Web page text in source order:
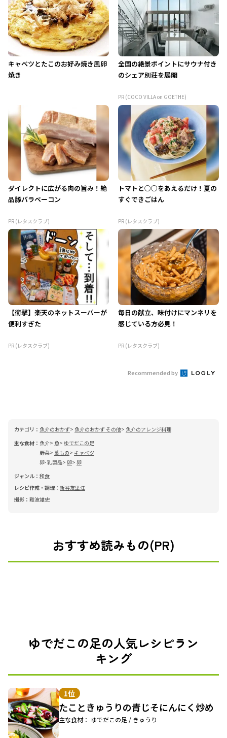
キャベツとたこのお好み焼き風卵
焼き
全国の絶景ポイントにサウナ付き
のシェア別荘を展開
PR (COCO VILLA on GOETHE)
ダイレクトに広がる肉の旨み！絶
品豚バラベーコン
PR (レタスクラブ)
トマトと○○をあえるだけ！夏の
すぐできごはん
PR (レタスクラブ)
【衝撃】楽天のネットスーパーが
便利すぎた
PR (レタスクラブ)
毎日の献立、味付けにマンネリを
感じている方必見！
PR (レタスクラブ)
Recommended by
カテゴリ： 魚介のおかず 魚介のおかず その他
魚介のアレンジ料理
主な食材： 魚介 魚
ゆでだこの足
野菜 葉もの
キャベツ
卵･乳製品 卵 卵
ジャンル： 和食
レシピ作成・調理： 新谷友里江
撮影： 難波雄史
おすすめ読みもの(PR)
ゆでだこの足の人気レシピラン
キング
1位
たこときゅうりの青じそにんにく炒め
主な食材： ゆでだこの足 / きゅうり